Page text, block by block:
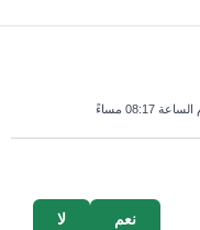
لا نعم